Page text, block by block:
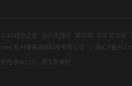
C4D插件之家 设计先锋网 猫啃网 写字楼出租
杭州烽格网络科技有限公司
浙ICP备
电话96110，请立即接听